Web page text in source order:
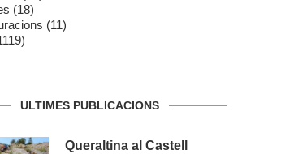
(18)
(11)
ULTIMES PUBLICACIONS
Queraltina al Castell